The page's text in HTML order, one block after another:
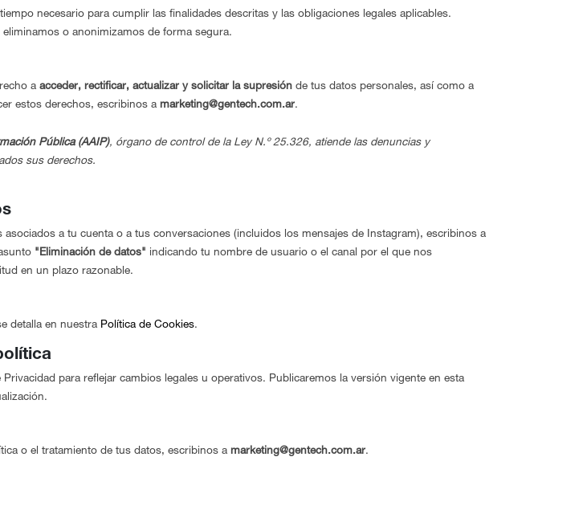
necesario para cumplir las finalidades descritas y las obligaciones legales aplicables.
o anonimizamos de forma segura.
a acceder, rectificar, actualizar y solicitar la supresión de tus datos personales, así como a
estos derechos, escribinos a marketing@gentech.com.ar.
Pública (AAIP), órgano de control de la Ley N.º 25.326, atiende las denuncias y
sus derechos.
a tu cuenta o a tus conversaciones (incluidos los mensajes de Instagram), escribinos a
"Eliminación de datos" indicando tu nombre de usuario o el canal por el que nos
en un plazo razonable.
detalla en nuestra Política de Cookies.
para reflejar cambios legales u operativos. Publicaremos la versión vigente en esta
o el tratamiento de tus datos, escribinos a marketing@gentech.com.ar.